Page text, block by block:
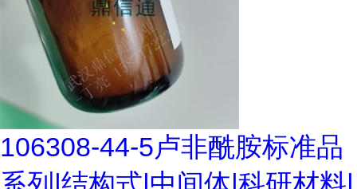
106308-44-5卢非酰胺标准品